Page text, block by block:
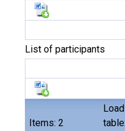
Items: 2
List of participants